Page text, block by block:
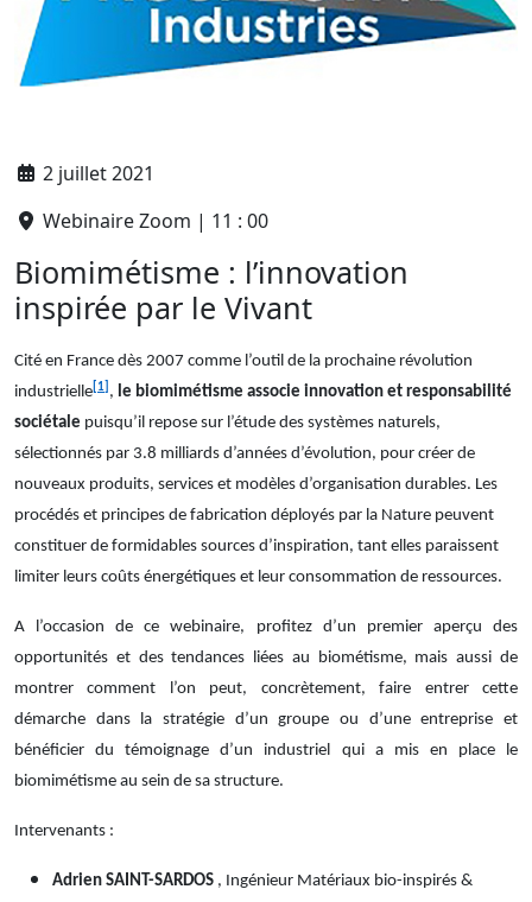
2 juillet 2021
Webinaire Zoom | 11 : 00
Biomimétisme : l’innovation
inspirée par le Vivant
Cité en France dès 2007 comme l’outil de la prochaine révolution
industrielle [1] , le biomimétisme associe innovation et responsabilité
sociétale puisqu’il repose sur l’étude des systèmes naturels,
sélectionnés par 3.8 milliards d’années d’évolution, pour créer de
nouveaux produits, services et modèles d’organisation durables. Les
procédés et principes de fabrication déployés par la Nature peuvent
constituer de formidables sources d’inspiration, tant elles paraissent
limiter leurs coûts énergétiques et leur consommation de ressources.
A l’occasion de ce webinaire, profitez d’un premier aperçu des
opportunités et des tendances liées au biométisme, mais aussi de
montrer comment l’on peut, concrètement, faire entrer cette
démarche dans la stratégie d’un groupe ou d’une entreprise et
bénéficier du témoignage d’un industriel qui a mis en place le
biomimétisme au sein de sa structure.
Intervenants :
Adrien SAINT-SARDOS , Ingénieur Matériaux bio-inspirés &